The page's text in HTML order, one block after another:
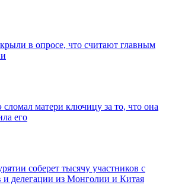
в опросе, что считают главным
матери ключицу за то, что она
его
соберет тысячу участников с
и делегации из Монголии и Китая